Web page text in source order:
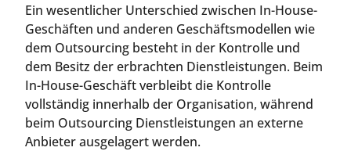
Ein wesentlicher Unterschied zwischen In-House-
Geschäften und anderen Geschäftsmodellen wie
dem Outsourcing besteht in der Kontrolle und
dem Besitz der erbrachten Dienstleistungen. Beim
In-House-Geschäft verbleibt die Kontrolle
vollständig innerhalb der Organisation, während
beim Outsourcing Dienstleistungen an externe
Anbieter ausgelagert werden.